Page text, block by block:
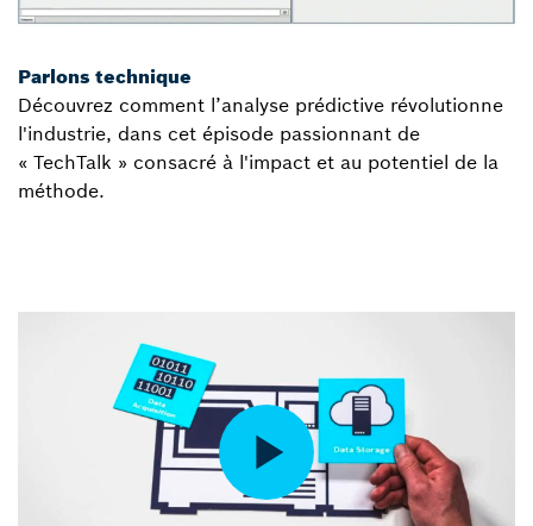
Parlons technique
Découvrez comment l’analyse prédictive révolutionne
l'industrie, dans cet épisode passionnant de
« TechTalk » consacré à l'impact et au potentiel de la
méthode.